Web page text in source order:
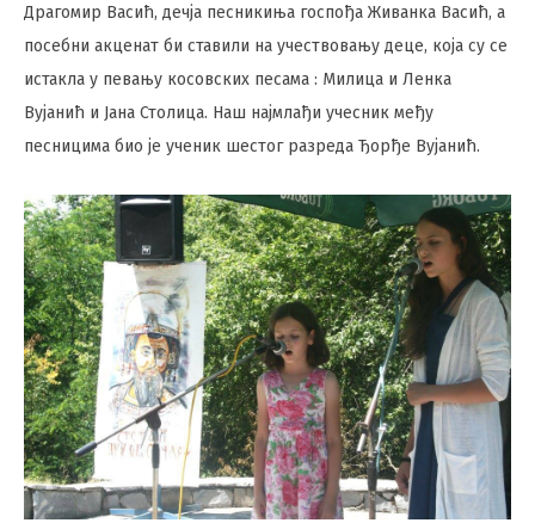
Драгомир Васић, дечја песникиња госпођа Живанка Васић, а
посебни акценат би ставили на учествовању деце, која су се
истакла у певању косовских песама : Милица и Ленка
Вујанић и Јана Столица. Наш најмлађи учесник међу
песницима био је ученик шестог разреда Ђорђе Вујанић.